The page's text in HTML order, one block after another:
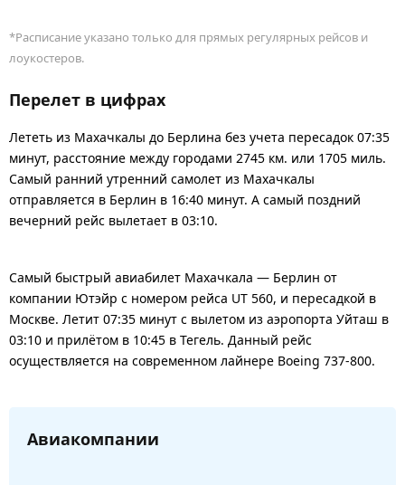
*Расписание указано только для прямых регулярных рейсов и
лоукостеров.
Перелет в цифрах
Лететь из Махачкалы до Берлина без учета пересадок 07:35
минут, расстояние между городами 2745 км. или 1705 миль.
Самый ранний утренний самолет из Махачкалы
отправляется в Берлин в 16:40 минут. А самый поздний
вечерний рейс вылетает в 03:10.
Самый быстрый авиабилет Махачкала — Берлин от
компании Ютэйр с номером рейса UT 560, и пересадкой в
Москве. Летит 07:35 минут с вылетом из аэропорта Уйташ в
03:10 и прилётом в 10:45 в Тегель. Данный рейс
осуществляется на современном лайнере Boeing 737-800.
Авиакомпании